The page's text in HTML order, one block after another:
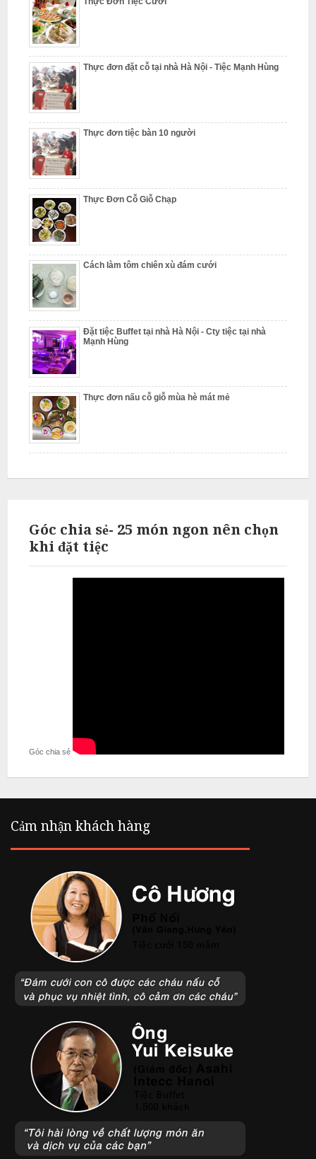
Thực đơn đặt cỗ tại nhà Hà Nội - Tiệc Mạnh Hùng
Thực đơn tiệc bàn 10 người
Thực Đơn Cỗ Giỗ Chạp
Cách làm tôm chiên xù đám cưới
Đặt tiệc Buffet tại nhà Hà Nội - Cty tiệc tại nhà
Mạnh Hùng
Thực đơn nấu cỗ giỗ mùa hè mát mẻ
Góc chia sẻ- 25 món ngon nên chọn
khi đặt tiệc
Góc chia sẻ
Cảm nhận khách hàng